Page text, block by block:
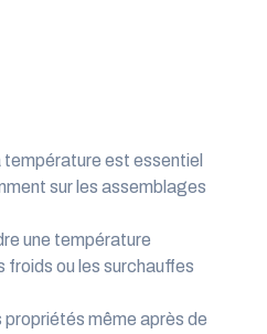
température est essentiel
sur les assemblages
une température
froids ou les surchauffes
propriétés même après de